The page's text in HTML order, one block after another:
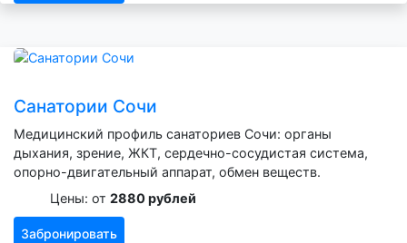
Санатории Сочи
Медицинский профиль санаториев Сочи: органы
дыхания, зрение, ЖКТ, сердечно-сосудистая система,
опорно-двигательный аппарат, обмен веществ.
Цены: от 2880 рублей
Забронировать